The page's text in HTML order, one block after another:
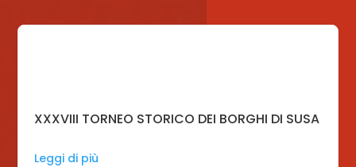
XXXVIII TORNEO STORICO DEI BORGHI DI SUSA
Leggi di più